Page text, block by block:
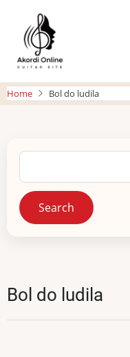
main
content
Home Bol do ludila
Search
Bol do ludila